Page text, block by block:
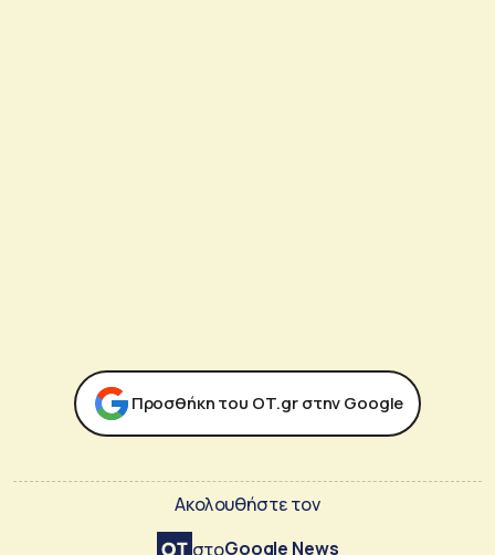
Προσθήκη του ΟΤ.gr στην Google
Ακολουθήστε τον
στοGoogle News